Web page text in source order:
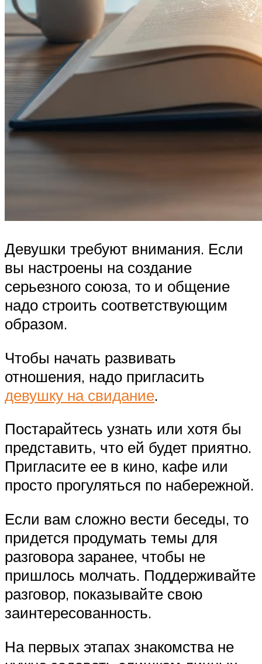
Девушки требуют внимания. Если
вы настроены на создание
серьезного союза, то и общение
надо строить соответствующим
образом.
Чтобы начать развивать
отношения, надо пригласить
девушку на свидание.
Постарайтесь узнать или хотя бы
представить, что ей будет приятно.
Пригласите ее в кино, кафе или
просто прогуляться по набережной.
Если вам сложно вести беседы, то
придется продумать темы для
разговора заранее, чтобы не
пришлось молчать. Поддерживайте
разговор, показывайте свою
заинтересованность.
На первых этапах знакомства не